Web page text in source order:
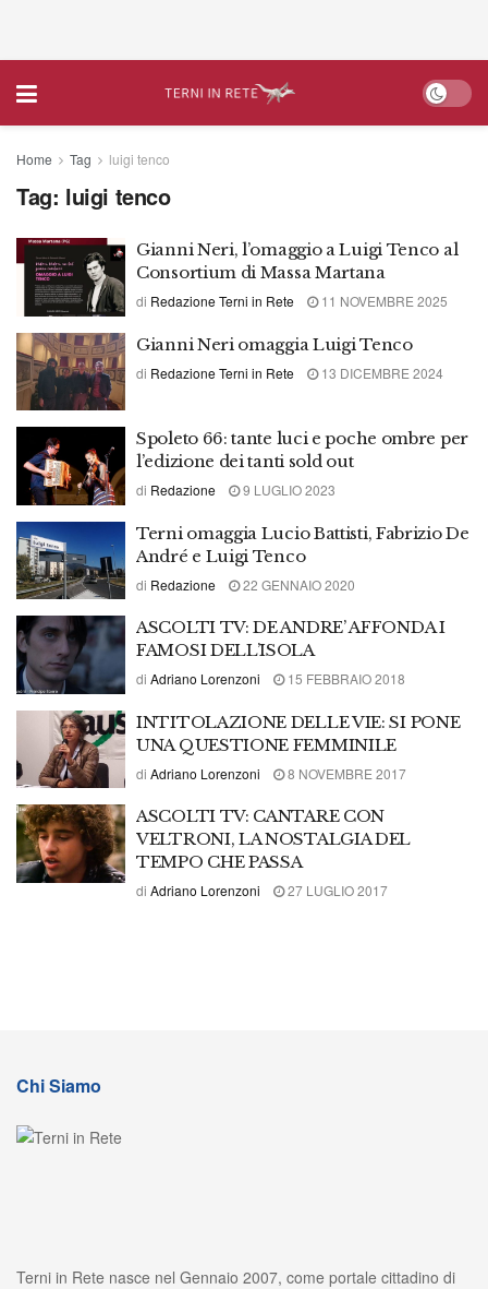
Home Tag luigi tenco
Tag: luigi tenco
Gianni Neri, l’omaggio a Luigi Tenco al
Consortium di Massa Martana
di Redazione Terni in Rete 11 NOVEMBRE 2025
Gianni Neri omaggia Luigi Tenco
di Redazione Terni in Rete 13 DICEMBRE 2024
Spoleto 66: tante luci e poche ombre per
l’edizione dei tanti sold out
di Redazione 9 LUGLIO 2023
Terni omaggia Lucio Battisti, Fabrizio De
André e Luigi Tenco
di Redazione 22 GENNAIO 2020
ASCOLTI TV: DE ANDRE’ AFFONDA I
FAMOSI DELL’ISOLA
di Adriano Lorenzoni 15 FEBBRAIO 2018
INTITOLAZIONE DELLE VIE: SI PONE
UNA QUESTIONE FEMMINILE
di Adriano Lorenzoni 8 NOVEMBRE 2017
ASCOLTI TV: CANTARE CON
VELTRONI, LA NOSTALGIA DEL
TEMPO CHE PASSA
di Adriano Lorenzoni 27 LUGLIO 2017
Chi Siamo
Terni in Rete nasce nel Gennaio 2007, come portale cittadino di